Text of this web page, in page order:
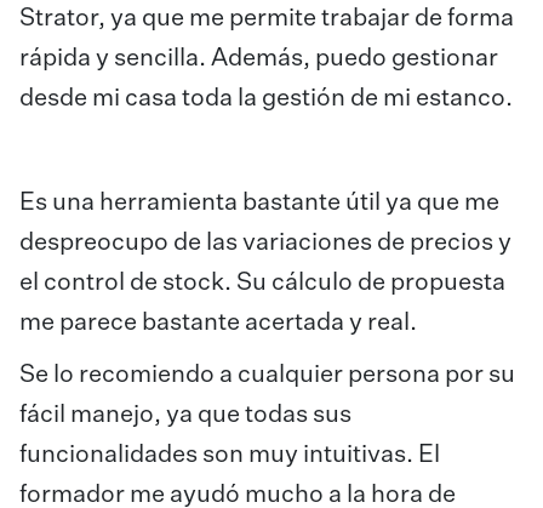
Strator, ya que me permite trabajar de forma
rápida y sencilla. Además, puedo gestionar
desde mi casa toda la gestión de mi estanco.
Es una herramienta bastante útil ya que me
despreocupo de las variaciones de precios y
el control de stock. Su cálculo de propuesta
me parece bastante acertada y real.
Se lo recomiendo a cualquier persona por su
fácil manejo, ya que todas sus
funcionalidades son muy intuitivas. El
formador me ayudó mucho a la hora de